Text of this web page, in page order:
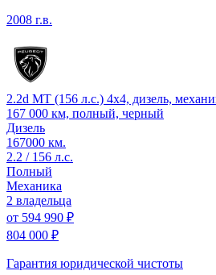
2008 г.в.
2.2d MT (156 л.с.) 4x4, дизель,
167 000 км, полный, черный
Дизель
167000 км.
2.2 / 156 л.с.
Полный
Механика
2 владельца
от 594 990 ₽
804 000 ₽
Гарантия юридической чистоты